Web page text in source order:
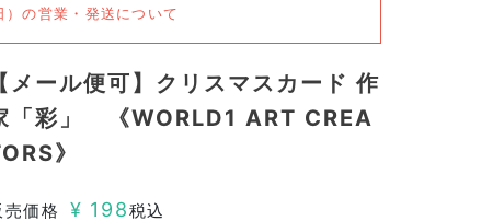
の営業・発送について
【メール便可】クリスマスカード 作
「彩」 《WORLD1 ART CREA
》
売価格 ¥ 198税込